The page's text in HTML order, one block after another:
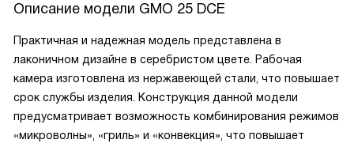
Описание модели GMO 25 DCE
Практичная и надежная модель представлена в
лаконичном дизайне в серебристом цвете. Рабочая
камера изготовлена из нержавеющей стали, что повышает
срок службы изделия. Конструкция данной модели
предусматривает возможность комбинирования режимов
«микроволны», «гриль» и «конвекция», что повышает